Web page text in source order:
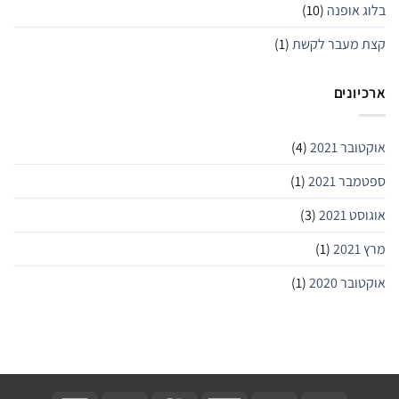
בלוג אופנה (10)
קצת מעבר לקשת(1)
ארכיונים
אוקטובר 2021
(4)
ספטמבר 2021
(1)
אוגוסט 2021
(3)
מרץ 2021
(1)
אוקטובר 2020
(1)